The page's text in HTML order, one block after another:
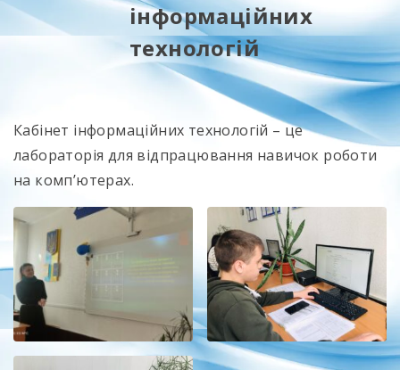
інформаційних
технологій
Кабінет інформаційних технологій – це
лабораторія для відпрацювання навичок роботи
на комп’ютерах.